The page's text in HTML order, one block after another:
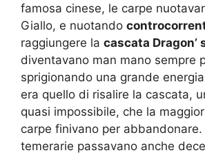
famosa cinese, le carpe
Giallo, e nuotando
raggiungere la cascata Dragon’
diventavano man mano sempre
sprigionando una grande
era quello di risalire la cascata,
quasi impossibile, che la
carpe finivano per
temerarie passavano anche